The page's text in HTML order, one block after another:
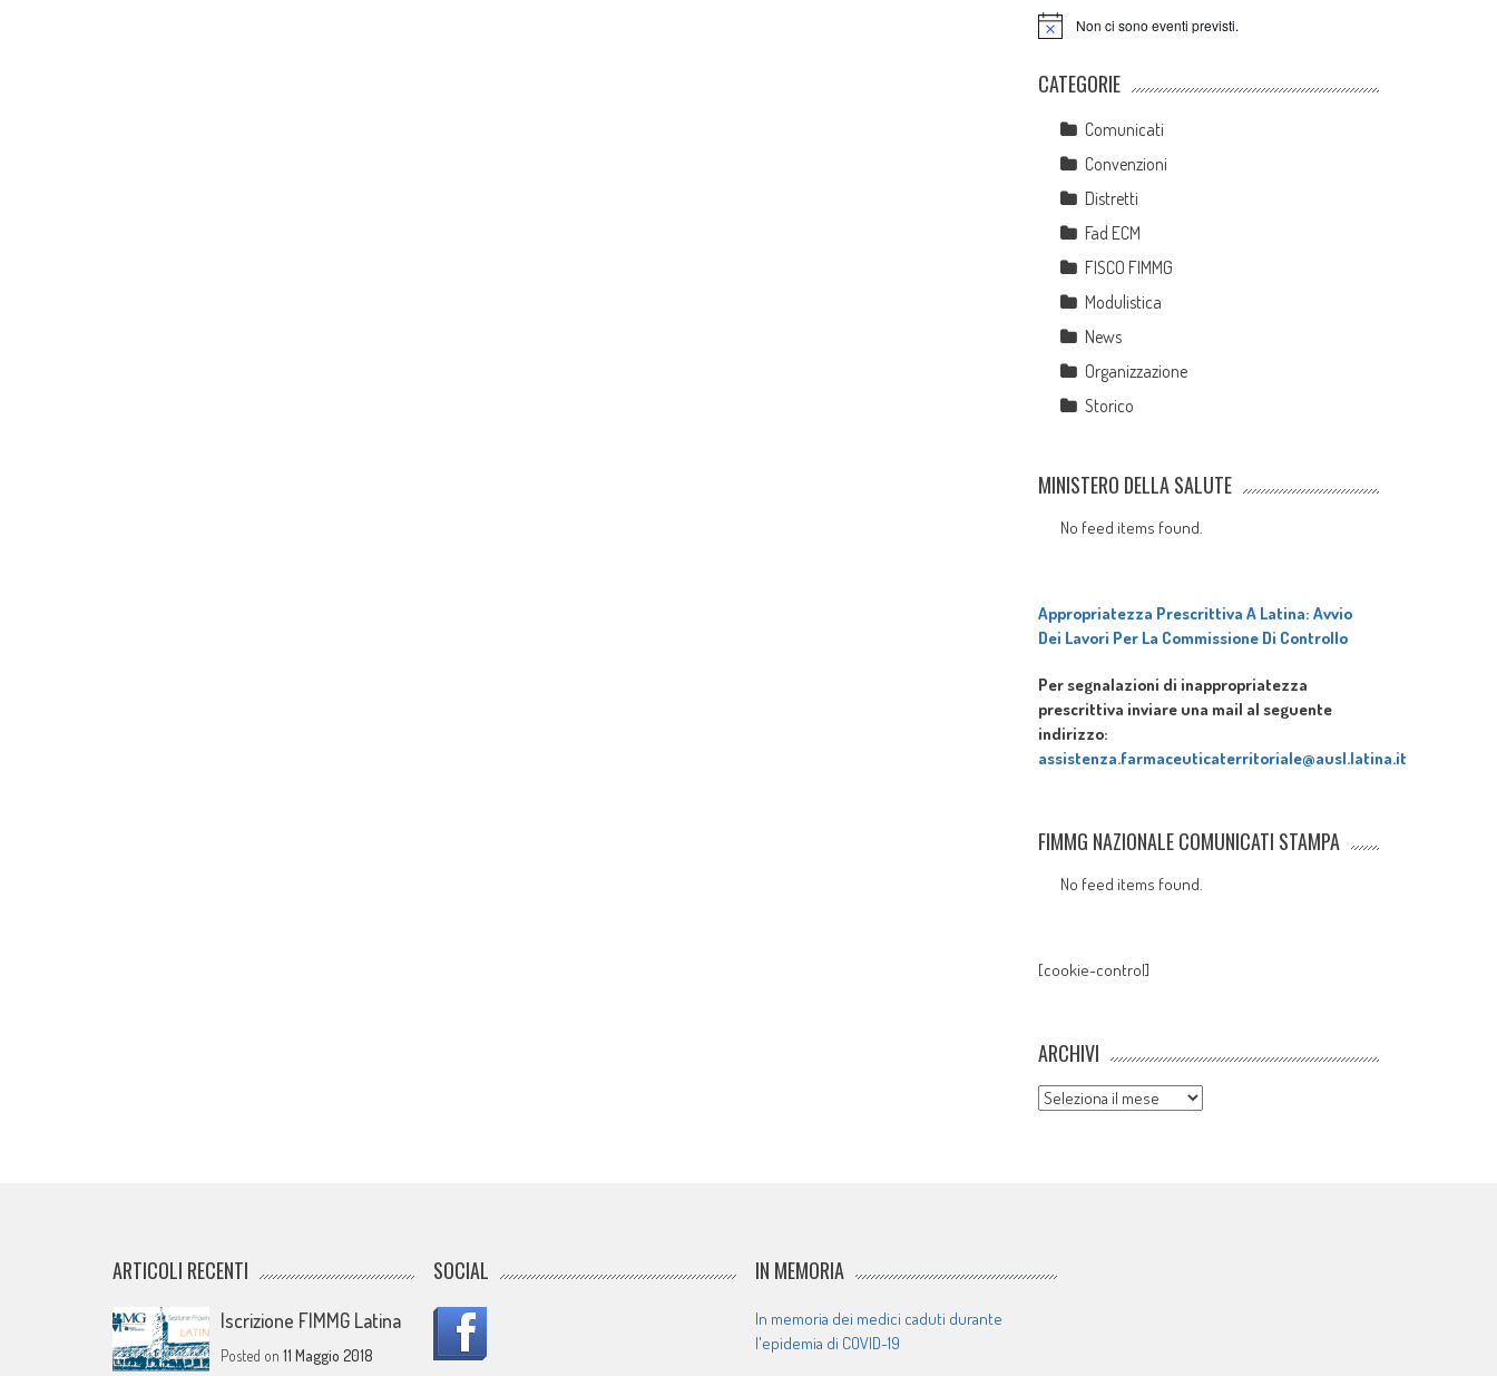
Notice Non ci sono eventi previsti.
CATEGORIE
Comunicati
Convenzioni
Distretti
Fad ECM
FISCO FIMMG
Modulistica
News
Organizzazione
Storico
MINISTERO DELLA SALUTE
No feed items found.
Appropriatezza Prescrittiva A Latina: Avvio
Dei Lavori Per La Commissione Di Controllo
Per segnalazioni di inappropriatezza
prescrittiva inviare una mail al seguente
indirizzo:
assistenza.farmaceuticaterritoriale@ausl.latina.it
FIMMG NAZIONALE COMUNICATI STAMPA
No feed items found.
[cookie-control]
ARCHIVI
Archivi
ARTICOLI RECENTI
Iscrizione FIMMG Latina
Posted on11 Maggio 2018
SOCIAL IN MEMORIA
In memoria dei medici caduti durante
l'epidemia di COVID-19